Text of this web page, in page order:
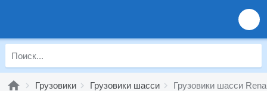
Грузовики Грузовики шасси Грузовики шасси